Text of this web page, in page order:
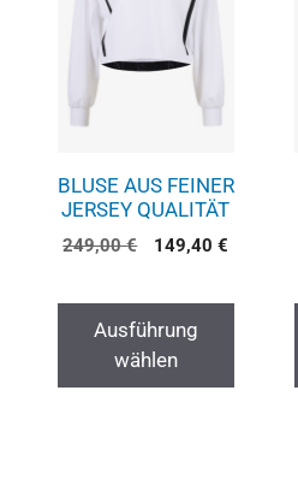
BLUSE AUS FEINER
JERSEY QUALITÄT
249,00€ 149,40€
Ausführung
wählen